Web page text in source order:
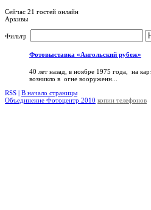
Сейчас 21 гостей онлайн
Архивы
Фильтр
Фотовыставка «Ангольский рубеж»
40 лет назад, в ноябре 1975 года, на
возникло в огне вооруженн...
RSS | В начало страницы
Объединение Фотоцентр 2010 копии телефонов